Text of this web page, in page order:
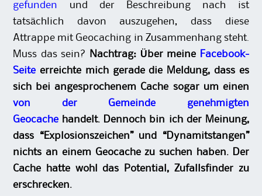
gefunden und der Beschreibung nach ist
tatsächlich davon auszugehen, dass diese
Attrappe mit Geocaching in Zusammenhang steht.
Muss das sein?
Nachtrag: Über meine
Facebook-
Seite erreichte mich gerade die Meldung, dass es
sich bei angesprochenem Cache sogar um einen
von der Gemeinde genehmigten
Geocache handelt. Dennoch bin ich der Meinung,
dass “Explosionszeichen” und “Dynamitstangen”
nichts an einem Geocache zu suchen haben. Der
Cache hatte wohl das Potential, Zufallsfinder zu
erschrecken.